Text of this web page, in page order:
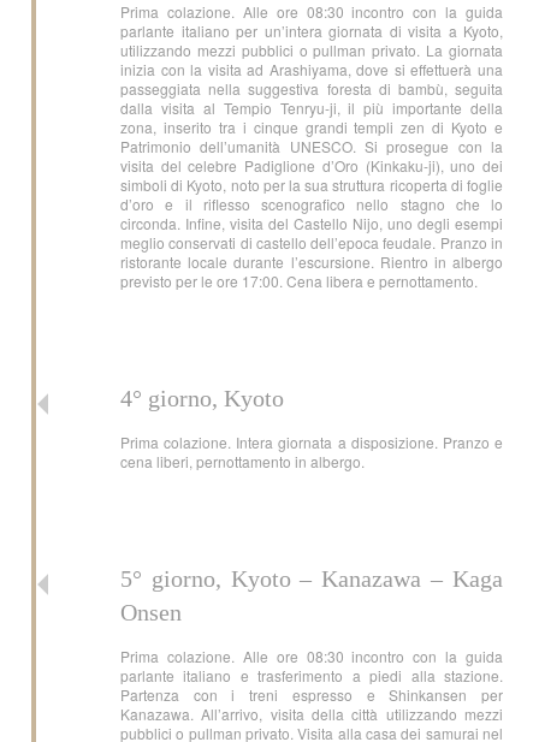
Prima colazione. Alle ore 08:30 incontro con la guida
parlante italiano per un’intera giornata di visita a Kyoto,
utilizzando mezzi pubblici o pullman privato. La giornata
inizia con la visita ad Arashiyama, dove si effettuerà una
passeggiata nella suggestiva foresta di bambù, seguita
dalla visita al Tempio Tenryu-ji, il più importante della
zona, inserito tra i cinque grandi templi zen di Kyoto e
Patrimonio dell’umanità UNESCO. Si prosegue con la
visita del celebre Padiglione d’Oro (Kinkaku-ji), uno dei
simboli di Kyoto, noto per la sua struttura ricoperta di foglie
d’oro e il riflesso scenografico nello stagno che lo
circonda. Infine, visita del Castello Nijo, uno degli esempi
meglio conservati di castello dell’epoca feudale. Pranzo in
ristorante locale durante l’escursione. Rientro in albergo
previsto per le ore 17:00. Cena libera e pernottamento.
4° giorno, Kyoto
Prima colazione. Intera giornata a disposizione. Pranzo e
cena liberi, pernottamento in albergo.
5° giorno, Kyoto – Kanazawa – Kaga
Onsen
Prima colazione. Alle ore 08:30 incontro con la guida
parlante italiano e trasferimento a piedi alla stazione.
Partenza con i treni espresso e Shinkansen per
Kanazawa. All’arrivo, visita della città utilizzando mezzi
pubblici o pullman privato. Visita alla casa dei samurai nel